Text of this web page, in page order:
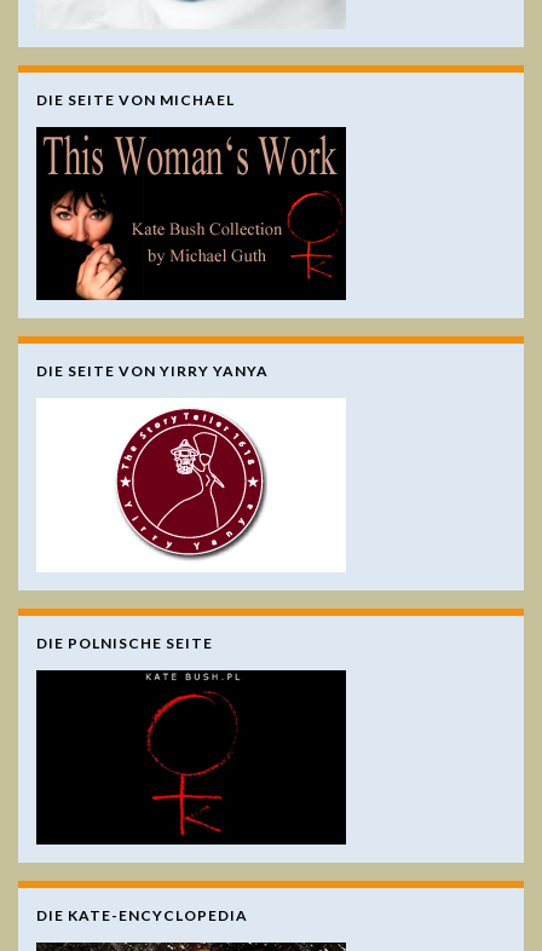
DIE SEITE VON MICHAEL
DIE SEITE VON YIRRY YANYA
DIE POLNISCHE SEITE
DIE KATE-ENCYCLOPEDIA